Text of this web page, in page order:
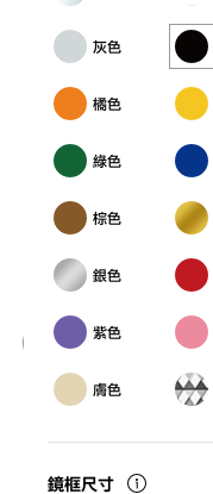
灰色
橘色
綠色
棕色
銀色
紫色
膚色
鏡框尺寸
OWNDAYS | SUN
¥8,800